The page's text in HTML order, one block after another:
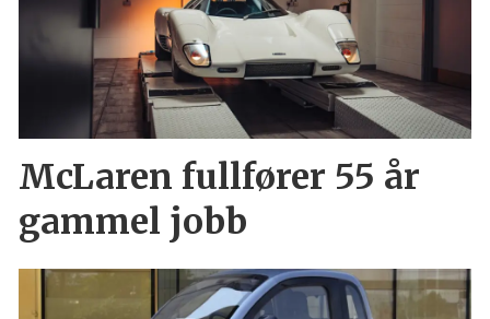
McLaren fullfører 55 år
gammel jobb